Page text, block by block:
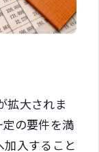
拡大されま
の要件を満
入すること